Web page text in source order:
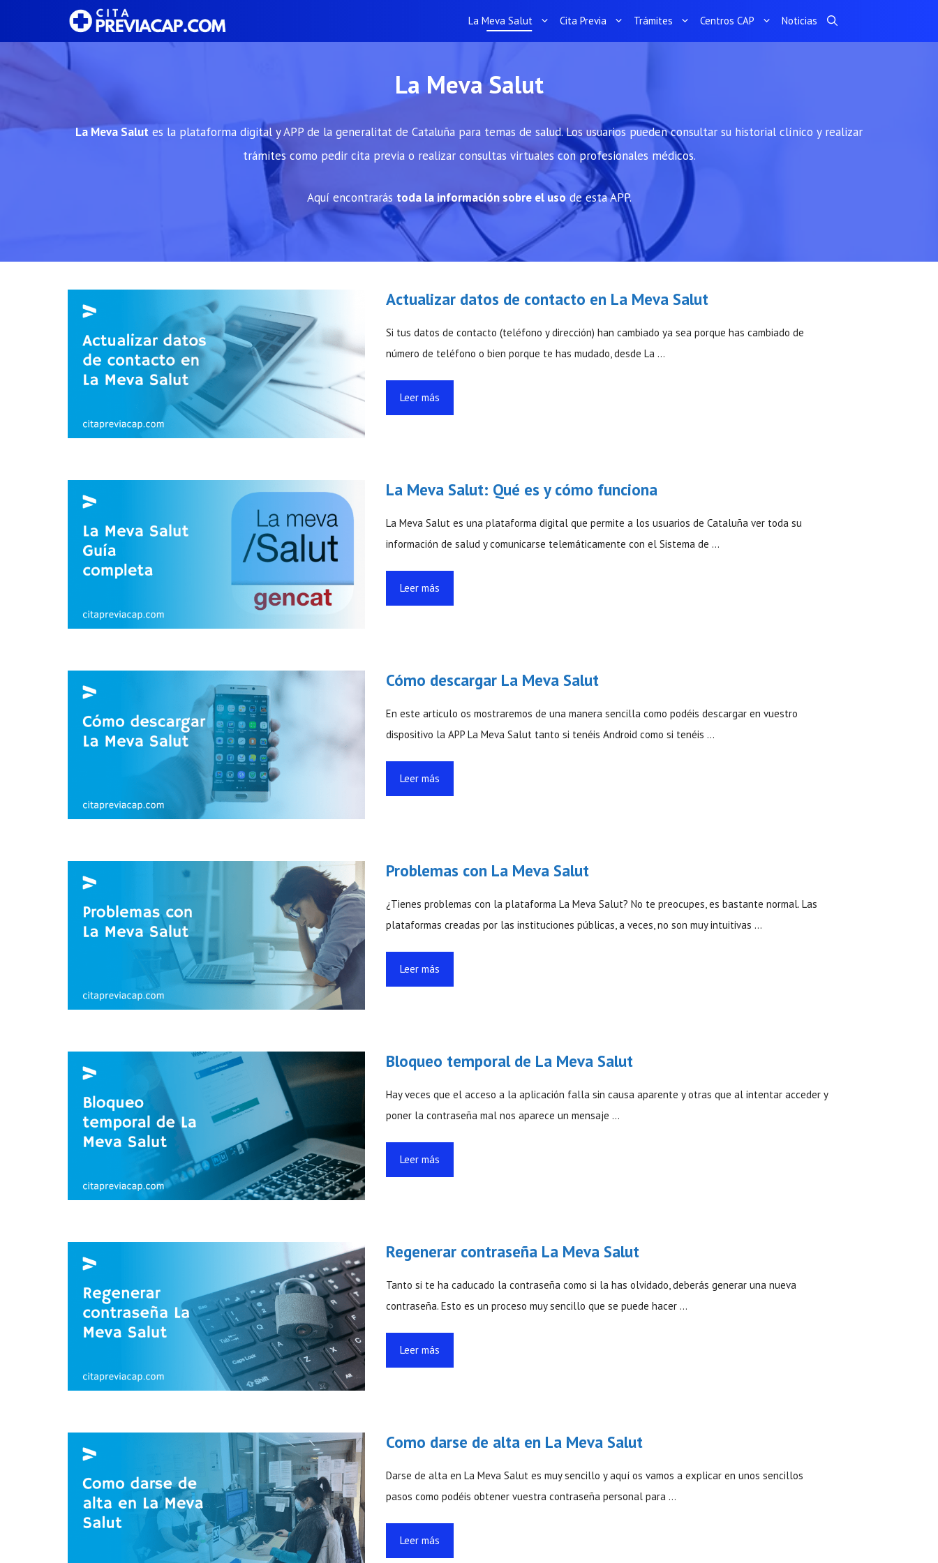
contenido
La Meva Salut Cita Previa Trámites Centros CAP Noticias
La Meva Salut
La Meva Salut es la plataforma digital y APP de la generalitat de Cataluña para temas de salud. Los usuarios pueden consultar su historial clínico y realizar
trámites como pedir cita previa o realizar consultas virtuales con profesionales médicos.
Aquí encontrarás toda la información sobre el uso de esta APP.
Actualizar datos de contacto en La Meva Salut
Si tus datos de contacto (teléfono y dirección) han cambiado ya sea porque has cambiado de
número de teléfono o bien porque te has mudado, desde La …
Leer más
La Meva Salut: Qué es y cómo funciona
La Meva Salut es una plataforma digital que permite a los usuarios de Cataluña ver toda su
información de salud y comunicarse telemáticamente con el Sistema de …
Leer más
Cómo descargar La Meva Salut
En este articulo os mostraremos de una manera sencilla como podéis descargar en vuestro
dispositivo la APP La Meva Salut tanto si tenéis Android como si tenéis …
Leer más
Problemas con La Meva Salut
¿Tienes problemas con la plataforma La Meva Salut? No te preocupes, es bastante normal. Las
plataformas creadas por las instituciones públicas, a veces, no son muy intuitivas …
Leer más
Bloqueo temporal de La Meva Salut
Hay veces que el acceso a la aplicación falla sin causa aparente y otras que al intentar acceder y
poner la contraseña mal nos aparece un mensaje …
Leer más
Regenerar contraseña La Meva Salut
Tanto si te ha caducado la contraseña como si la has olvidado, deberás generar una nueva
contraseña. Esto es un proceso muy sencillo que se puede hacer …
Leer más
Como darse de alta en La Meva Salut
Darse de alta en La Meva Salut es muy sencillo y aquí os vamos a explicar en unos sencillos
pasos como podéis obtener vuestra contraseña personal para …
Leer más